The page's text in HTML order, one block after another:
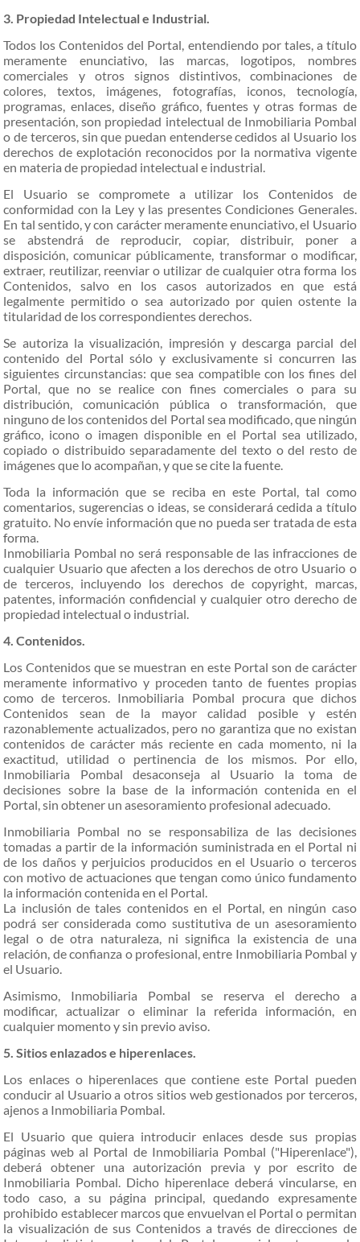
3. Propiedad Intelectual e Industrial.
Todos los Contenidos del Portal, entendiendo por tales, a título
meramente enunciativo, las marcas, logotipos, nombres
comerciales y otros signos distintivos, combinaciones de
colores, textos, imágenes, fotografías, iconos, tecnología,
programas, enlaces, diseño gráfico, fuentes y otras formas de
presentación, son propiedad intelectual de Inmobiliaria Pombal
o de terceros, sin que puedan entenderse cedidos al Usuario los
derechos de explotación reconocidos por la normativa vigente
en materia de propiedad intelectual e industrial.
El Usuario se compromete a utilizar los Contenidos de
conformidad con la Ley y las presentes Condiciones Generales.
En tal sentido, y con carácter meramente enunciativo, el Usuario
se abstendrá de reproducir, copiar, distribuir, poner a
disposición, comunicar públicamente, transformar o modificar,
extraer, reutilizar, reenviar o utilizar de cualquier otra forma los
Contenidos, salvo en los casos autorizados en que está
legalmente permitido o sea autorizado por quien ostente la
titularidad de los correspondientes derechos.
Se autoriza la visualización, impresión y descarga parcial del
contenido del Portal sólo y exclusivamente si concurren las
siguientes circunstancias: que sea compatible con los fines del
Portal, que no se realice con fines comerciales o para su
distribución, comunicación pública o transformación, que
ninguno de los contenidos del Portal sea modificado, que ningún
gráfico, icono o imagen disponible en el Portal sea utilizado,
copiado o distribuido separadamente del texto o del resto de
imágenes que lo acompañan, y que se cite la fuente.
Toda la información que se reciba en este Portal, tal como
comentarios, sugerencias o ideas, se considerará cedida a título
gratuito. No envíe información que no pueda ser tratada de esta
forma.
Inmobiliaria Pombal no será responsable de las infracciones de
cualquier Usuario que afecten a los derechos de otro Usuario o
de terceros, incluyendo los derechos de copyright, marcas,
patentes, información confidencial y cualquier otro derecho de
propiedad intelectual o industrial.
4. Contenidos.
Los Contenidos que se muestran en este Portal son de carácter
meramente informativo y proceden tanto de fuentes propias
como de terceros. Inmobiliaria Pombal procura que dichos
Contenidos sean de la mayor calidad posible y estén
razonablemente actualizados, pero no garantiza que no existan
contenidos de carácter más reciente en cada momento, ni la
exactitud, utilidad o pertinencia de los mismos. Por ello,
Inmobiliaria Pombal desaconseja al Usuario la toma de
decisiones sobre la base de la información contenida en el
Portal, sin obtener un asesoramiento profesional adecuado.
Inmobiliaria Pombal no se responsabiliza de las decisiones
tomadas a partir de la información suministrada en el Portal ni
de los daños y perjuicios producidos en el Usuario o terceros
con motivo de actuaciones que tengan como único fundamento
la información contenida en el Portal.
La inclusión de tales contenidos en el Portal, en ningún caso
podrá ser considerada como sustitutiva de un asesoramiento
legal o de otra naturaleza, ni significa la existencia de una
relación, de confianza o profesional, entre Inmobiliaria Pombal y
el Usuario.
Asimismo, Inmobiliaria Pombal se reserva el derecho a
modificar, actualizar o eliminar la referida información, en
cualquier momento y sin previo aviso.
5. Sitios enlazados e hiperenlaces.
Los enlaces o hiperenlaces que contiene este Portal pueden
conducir al Usuario a otros sitios web gestionados por terceros,
ajenos a Inmobiliaria Pombal.
El Usuario que quiera introducir enlaces desde sus propias
páginas web al Portal de Inmobiliaria Pombal ("Hiperenlace"),
deberá obtener una autorización previa y por escrito de
Inmobiliaria Pombal. Dicho hiperenlace deberá vincularse, en
todo caso, a su página principal, quedando expresamente
prohibido establecer marcos que envuelvan el Portal o permitan
la visualización de sus Contenidos a través de direcciones de